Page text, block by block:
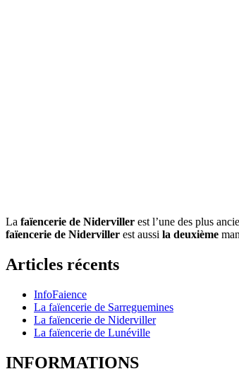
La faïencerie de Niderviller est l’une des plus
faïencerie de Niderviller est aussi la deuxième
Articles récents
InfoFaience
La faïencerie de Sarreguemines
La faïencerie de Niderviller
La faïencerie de Lunéville
INFORMATIONS